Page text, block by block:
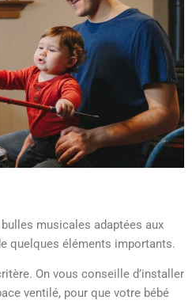
musicales adaptées aux
quelques éléments importants.
On vous conseille d’installer
ventilé, pour que votre bébé